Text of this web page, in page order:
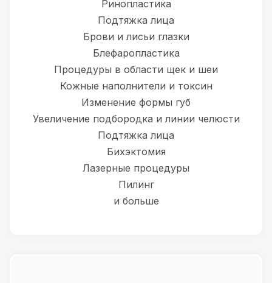
Ринопластика
Подтяжка лица
Брови и лисьи глазки
Блефаропластика
Процедуры в области щек и шеи
Кожные наполнители и токсин
Изменение формы губ
Увеличение подбородка и линии челюсти
Подтяжка лица
Бихэктомия
Лазерные процедуры
Пилинг
и больше